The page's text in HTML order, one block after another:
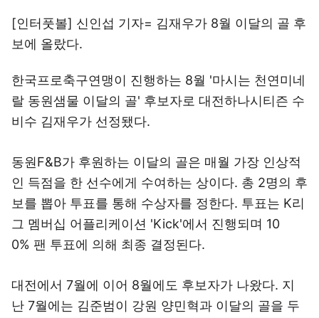
[인터풋볼] 신인섭 기자= 김재우가 8월 이달의 골 후
보에 올랐다.
한국프로축구연맹이 진행하는 8월 '마시는 천연미네
랄 동원샘물 이달의 골' 후보자로 대전하나시티즌 수
비수 김재우가 선정됐다.
동원F&B가 후원하는 이달의 골은 매월 가장 인상적
인 득점을 한 선수에게 수여하는 상이다. 총 2명의 후
보를 뽑아 투표를 통해 수상자를 정한다. 투표는 K리
그 멤버십 어플리케이션 'Kick'에서 진행되며 10
0% 팬 투표에 의해 최종 결정된다.
대전에서 7월에 이어 8월에도 후보자가 나왔다. 지
난 7월에는 김준범이 강원 양민혁과 이달의 골을 두